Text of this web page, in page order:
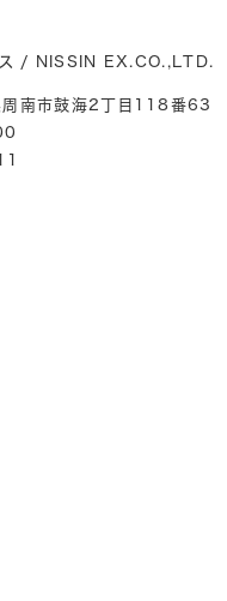
ス / NISSIN EX.CO.,LTD.
南市鼓海2丁目118番63